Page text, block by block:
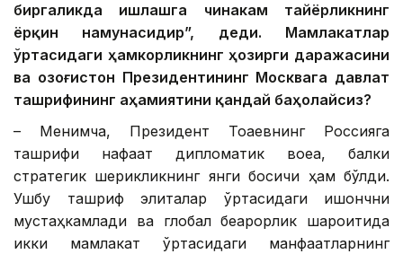
биргаликда ишлашга чинакам тайёрликнинг
ёрқин намунасидир”, деди. Мамлакатлар
ўртасидаги ҳамкорликнинг ҳозирги даражасини
ва Қозоғистон Президентининг Москвага давлат
ташрифининг аҳамиятини қандай баҳолайсиз?
– Менимча, Президент Тоқаевнинг Россияга
ташрифи нафақат дипломатик воқеа, балки
стратегик шерикликнинг янги босқичи ҳам бўлди.
Ушбу ташриф элиталар ўртасидаги ишончни
мустаҳкамлади ва глобал беқарорлик шароитида
икки мамлакат ўртасидаги манфаатларнинг